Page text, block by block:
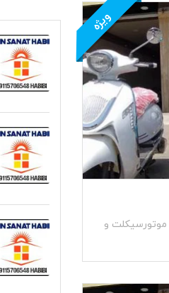
ویژه
موتورسیکلت و